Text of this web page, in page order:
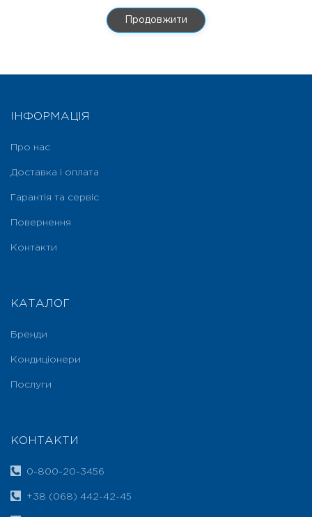
Продовжити
ІНФОРМАЦІЯ
Про нас
Доставка і оплата
Гарантія та сервіс
Повернення
Контакти
КАТАЛОГ
Бренди
Кондиціонери
Послуги
КОНТАКТИ
0-800-20-3456
+38 (068) 442-42-45